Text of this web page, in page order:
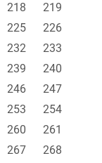
218
219
225
226
232
233
239
240
246
247
253
254
260
261
267
268